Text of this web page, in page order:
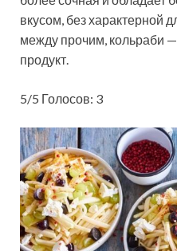
вкусом, без характерной
между прочим, кольраби
продукт.
5/5 Голосов: 3